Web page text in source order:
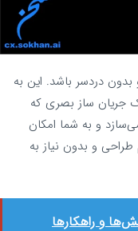
دردسر باشد. این به
ساز بصری که
و به شما امکان
و بدون نیاز به
و راهکارها